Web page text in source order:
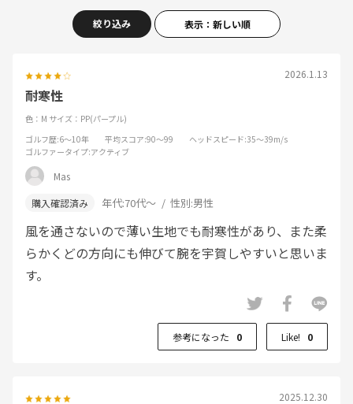
絞り込み 表示：新しい順
2026.1.13
耐寒性
色：M サイズ：PP(パープル)
ゴルフ歴:6～10年 平均スコア:90～99 ヘッドスピード:35～39m/s
ゴルファータイプ:アクティブ
Mas
年代:70代～ 性別:男性
風を通さないので薄い生地でも耐寒性があり、また柔
らかくどの方向にも伸びて腕を宇賀しやすいと思いま
す。
参考になった 0 Like! 0
2025.12.30